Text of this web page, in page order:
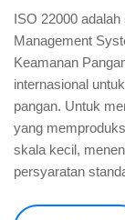
ISO 22000
Management
Keamanan
internasional
pangan. Untuk
yang
skala kecil,
persyaratan